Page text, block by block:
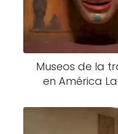
Museos de la
en América